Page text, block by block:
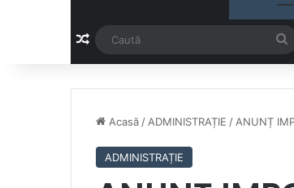
Articol aleatoriu
Acasă / ADMINISTRAȚIE / ANUNȚ
ADMINISTRAȚIE